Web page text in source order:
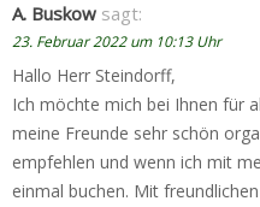
A. Buskow sagt:
23. Februar 2022 um 10:13 Uhr
Hallo Herr Steindorff,
Ich möchte mich bei Ihnen für
meine Freunde sehr schön
empfehlen und wenn ich mit
einmal buchen. Mit